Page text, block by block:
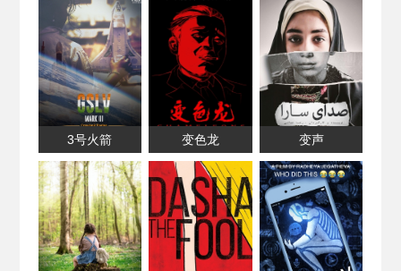
3号火箭 变色龙 变声